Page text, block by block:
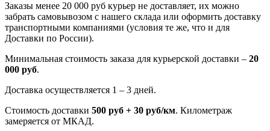
Заказы менее 20 000 руб курьер не доставляет, их можно
забрать самовывозом с нашего склада или оформить доставку
транспортными компаниями (условия те же, что и для
Доставки по России).
Минимальная стоимость заказа для курьерской доставки – 20
000 руб.
Доставка осуществляется 1 – 3 дней.
Стоимость доставки 500 руб + 30 руб/км. Километраж
замеряется от МКАД.